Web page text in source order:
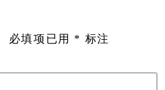
必填项已用 * 标注